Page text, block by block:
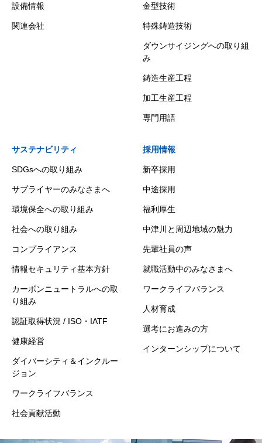
設備情報
関連会社
金型技術
特殊鋳造技術
ダウンサイジングへの取り組
み
鋳造生産工程
加工生産工程
専門用語
サステナビリティ
SDGsへの取り組み
サプライヤーのみなさまへ
環境保全への取り組み
社会への取り組み
コンプライアンス
情報セキュリティ基本方針
カーボンニュートラルへの取
り組み
認証取得状況 / ISO・IATF
健康経営
ダイバーシティ＆インクルー
ジョン
ワークライフバランス
社会貢献活動
採用情報
新卒採用
中途採用
福利厚生
中津川と周辺地域の魅力
先輩社員の声
就職活動中のみなさまへ
ワークライフバランス
人材育成
選考にお進みの方
インターンシップについて